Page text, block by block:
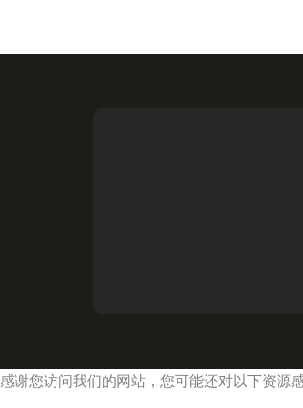
感谢您访问我们的网站，您可能还对以下资源